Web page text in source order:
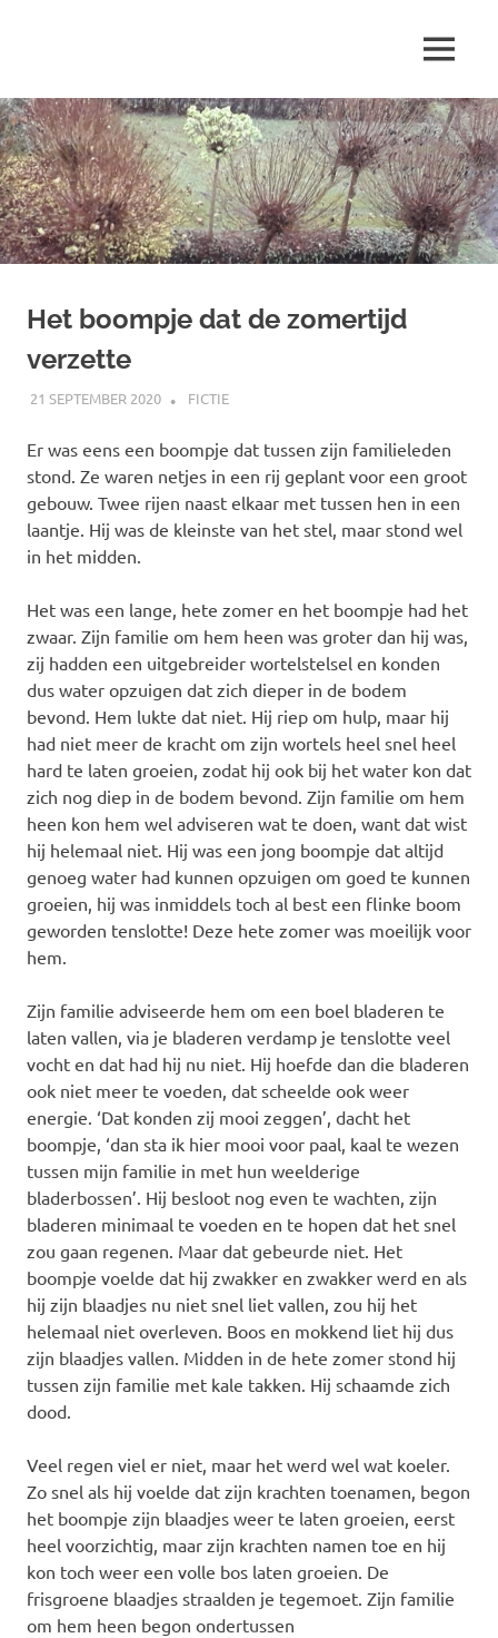
inhoud
schrijft
over
…
MENU
Het boompje dat de zomertijd
verzette
21 SEPTEMBER 2020 MARJOLEIN
FICTIE
Er was eens een boompje dat tussen zijn familieleden
stond. Ze waren netjes in een rij geplant voor een groot
gebouw. Twee rijen naast elkaar met tussen hen in een
laantje. Hij was de kleinste van het stel, maar stond wel
in het midden.
Het was een lange, hete zomer en het boompje had het
zwaar. Zijn familie om hem heen was groter dan hij was,
zij hadden een uitgebreider wortelstelsel en konden
dus water opzuigen dat zich dieper in de bodem
bevond. Hem lukte dat niet. Hij riep om hulp, maar hij
had niet meer de kracht om zijn wortels heel snel heel
hard te laten groeien, zodat hij ook bij het water kon dat
zich nog diep in de bodem bevond. Zijn familie om hem
heen kon hem wel adviseren wat te doen, want dat wist
hij helemaal niet. Hij was een jong boompje dat altijd
genoeg water had kunnen opzuigen om goed te kunnen
groeien, hij was inmiddels toch al best een flinke boom
geworden tenslotte! Deze hete zomer was moeilijk voor
hem.
Zijn familie adviseerde hem om een boel bladeren te
laten vallen, via je bladeren verdamp je tenslotte veel
vocht en dat had hij nu niet. Hij hoefde dan die bladeren
ook niet meer te voeden, dat scheelde ook weer
energie. ‘Dat konden zij mooi zeggen’, dacht het
boompje, ‘dan sta ik hier mooi voor paal, kaal te wezen
tussen mijn familie in met hun weelderige
bladerbossen’. Hij besloot nog even te wachten, zijn
bladeren minimaal te voeden en te hopen dat het snel
zou gaan regenen. Maar dat gebeurde niet. Het
boompje voelde dat hij zwakker en zwakker werd en als
hij zijn blaadjes nu niet snel liet vallen, zou hij het
helemaal niet overleven. Boos en mokkend liet hij dus
zijn blaadjes vallen. Midden in de hete zomer stond hij
tussen zijn familie met kale takken. Hij schaamde zich
dood.
Veel regen viel er niet, maar het werd wel wat koeler.
Zo snel als hij voelde dat zijn krachten toenamen, begon
het boompje zijn blaadjes weer te laten groeien, eerst
heel voorzichtig, maar zijn krachten namen toe en hij
kon toch weer een volle bos laten groeien. De
frisgroene blaadjes straalden je tegemoet. Zijn familie
om hem heen begon ondertussen